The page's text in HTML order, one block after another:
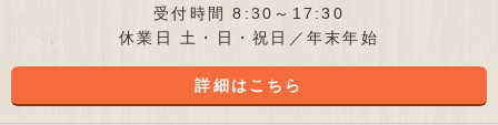
受付時間 8:30～17:30
休業日 土・日・祝日／年末年始
詳細はこちら